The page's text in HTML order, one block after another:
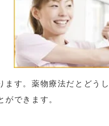
す。薬物療法だとどう
できます。